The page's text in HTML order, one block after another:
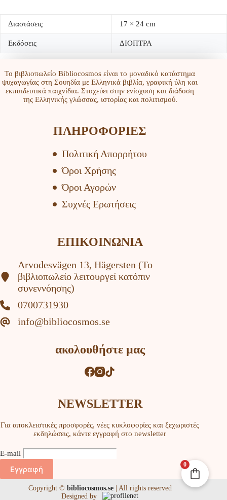
Διαστάσεις 17 × 24 cm
Εκδόσεις ΔΙΟΠΤΡΑ
Το βιβλιοπωλείο Bibliocosmos είναι το μοναδικό κατάστημα
ψυχαγωγίας στη Σουηδία με Ελληνικά βιβλία, γραφική ύλη και
εκπαιδευτικά παιχνίδια. Στοχεύει στην ενίσχυση και διάδοση
της Ελληνικής γλώσσας, ιστορίας και πολιτισμού.
ΠΛΗΡΟΦΟΡΙΕΣ
Πολιτική Απορρήτου
Όροι Χρήσης
Όροι Αγορών
Συχνές Ερωτήσεις
ΕΠΙΚΟΙΝΩΝΙΑ
Arvodesvägen 13, Hägersten (To
βιβλιοπωλείο λειτουργεί κατόπιν
συνεννόησης)
0700731930
info@bibliocosmos.se
ακολουθήστε μας
NEWSLETTER
Για αποκλειστικές προσφορές, νέες κυκλοφορίες και ξεχωριστές
εκδηλώσεις, κάντε εγγραφή στο newsletter
Ε-mail
Copyright © bibliocosmos.se| All rights reserved
Designed by
0